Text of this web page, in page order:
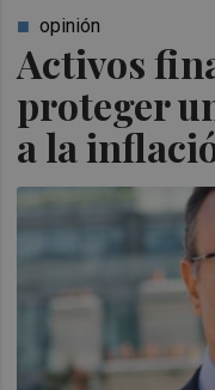
Activos
proteger
a la
opinión